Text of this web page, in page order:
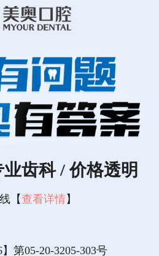
齿科 / 价格透明
【查看详情】
第05-20-3205-303号